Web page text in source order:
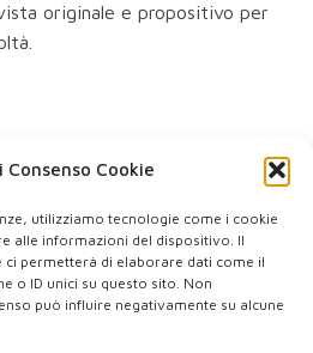
Consenso Cookie
utilizziamo tecnologie come i cookie
alle informazioni del dispositivo. Il
ci permetterà di elaborare dati come il
o ID unici su questo sito. Non
può influire negativamente su alcune
originale e propositivo per
pstrp.org